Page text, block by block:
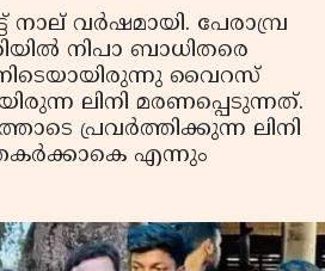
നാല് വര്‍ഷമായി. പേരാമ്പ്ര
നിപാ ബാധിതരെ
വൈറസ്
ലിനി മരണപ്പെടുന്നത്.
പ്രവര്‍ത്തിക്കുന്ന ലിനി
എന്നും